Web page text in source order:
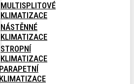
MULTISPLITOVÉ
KLIMATIZACE
NÁSTĚNNÉ
KLIMATIZACE
STROPNÍ
KLIMATIZACE
PARAPETNÍ
KLIMATIZACE